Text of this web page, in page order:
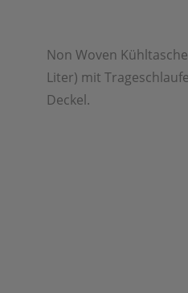
Non Woven
Liter) mit
Deckel.